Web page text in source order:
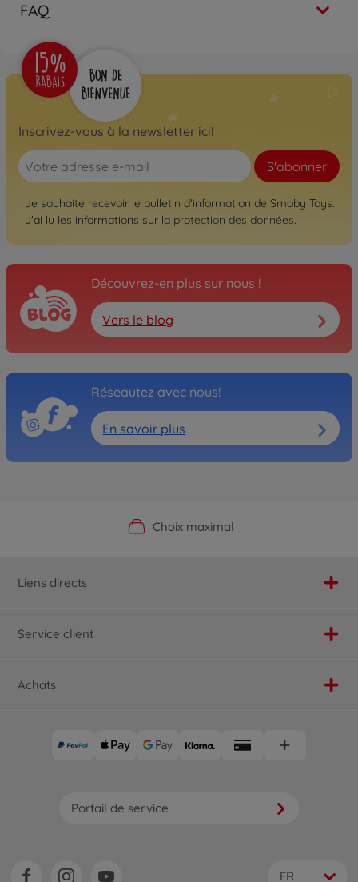
FAQ
Inscrivez-vous à la newsletter ici!
S'abonner
Je souhaite recevoir le bulletin d'information de Smoby Toys.
J'ai lu les informations sur la protection des données.
Découvrez-en plus sur nous !
Vers le blog
Réseautez avec nous!
En savoir plus
Boutique officielle du fabricant
Choix maximal
Service personnalisé
Livraison rapide
Liens directs
Service client
Achats
Portail de service
FR